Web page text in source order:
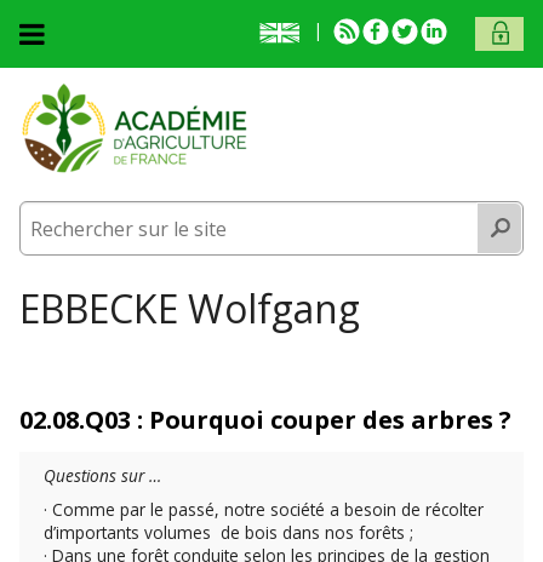
L'académie
Activités
Membres
Publications
Contact et venue
English
presentation
RSSFacebook
TwitterLinkedinACCÈS
Accueil
Activités
Prix et médailles
Fonds documentaire
Contact et venue
Vous êtes ici
EBBECKE Wolfgang
02.08.Q03 : Pourquoi couper des arbres ?
Questions sur …
· Comme par le passé, notre société a besoin de récolter
d’importants volumes de bois dans nos forêts ;
· Dans une forêt conduite selon les principes de la gestion